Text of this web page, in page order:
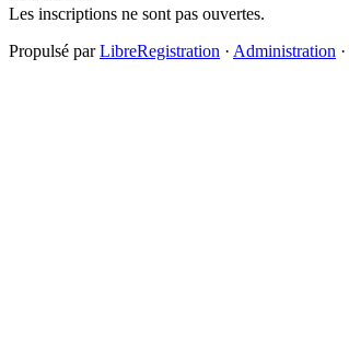
Les inscriptions ne sont pas ouvertes.
Propulsé parLibreRegistration · Administration ·